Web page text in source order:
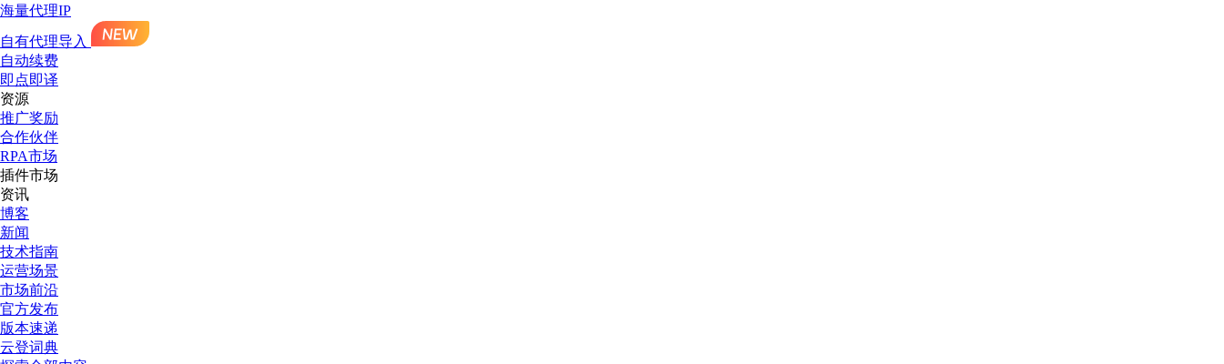
海量代理IP
自有代理导入
自动续费
即点即译
资源
推广奖励
合作伙伴
RPA市场
插件市场
资讯
博客
新闻
技术指南
运营场景
市场前沿
官方发布
版本速递
云登词典